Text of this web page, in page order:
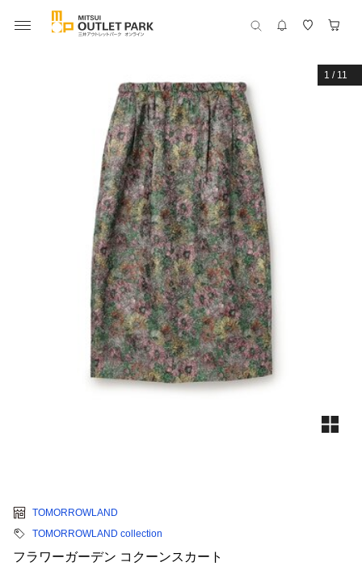
1 / 11
TOMORROWLAND
TOMORROWLAND collection
フラワーガーデン コクーンスカート